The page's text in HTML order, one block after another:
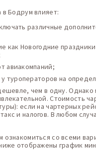
в Бодрум влияет:
различные
как Новогодние
авиакомпаний;
туроператоров на
чем в одну.
Стоимость
если на чартерных
и налогов. В любом
со всеми
отображены график